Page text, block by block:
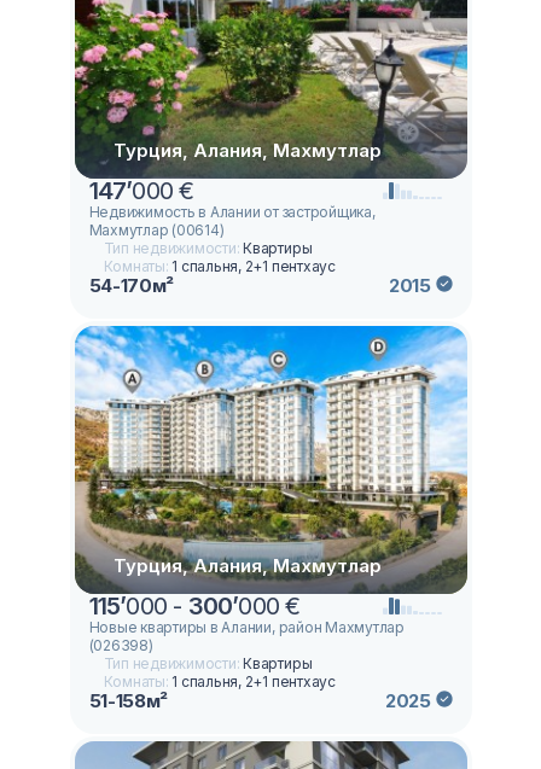
Турция, Алания, Махмутлар
147’000 €
Недвижимость в Алании от застройщика,
Махмутлар (00614)
Тип недвижимости:Квартиры
Комнаты: 1 спальня, 2+1 пентхаус
54-170м² 2015
Турция, Алания, Махмутлар
115’000 - 300’000 €
Новые квартиры в Алании, район Махмутлар
(026398)
Тип недвижимости:Квартиры
Комнаты: 1 спальня, 2+1 пентхаус
51-158м² 2025